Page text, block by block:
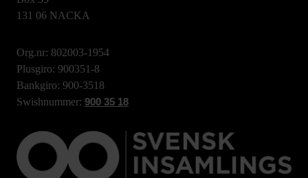
131 06 NACKA
Org.nr: 802003-1954
Plusgiro: 900351-8
Bankgiro: 900-3518
Swishnummer: 900 35 18